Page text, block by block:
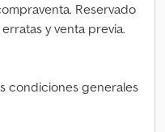
Reservado
y venta previa.
condiciones generales